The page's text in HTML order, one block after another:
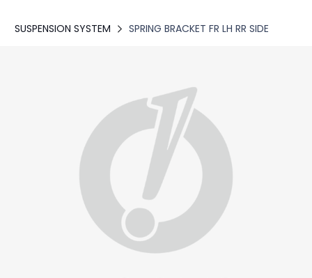
SUSPENSION SYSTEM SPRING BRACKET FR LH RR SIDE